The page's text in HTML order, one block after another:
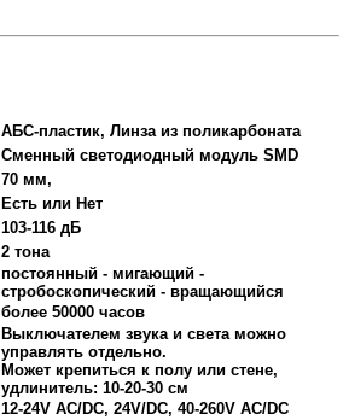
АБС-пластик, Линза из поликарбоната
Сменный светодиодный модуль SMD
70 мм,
Есть или Нет
103-116 дБ
2 тона
постоянный - мигающий -
стробоскопический - вращающийся
более 50000 часов
Выключателем звука и света можно
управлять отдельно.
Может крепиться к полу или стене,
удлинитель: 10-20-30 см
12-24V AC/DC, 24V/DC, 40-260V AC/DC